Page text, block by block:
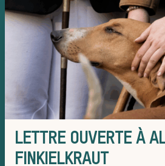
LETTRE OUVERTE À
FINKIELKRAUT